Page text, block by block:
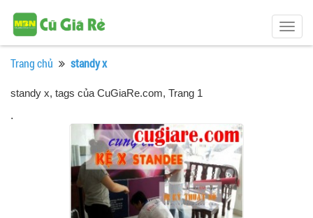
Trang chủ standy x
standy x, tags của CuGiaRe.com, Trang 1
.